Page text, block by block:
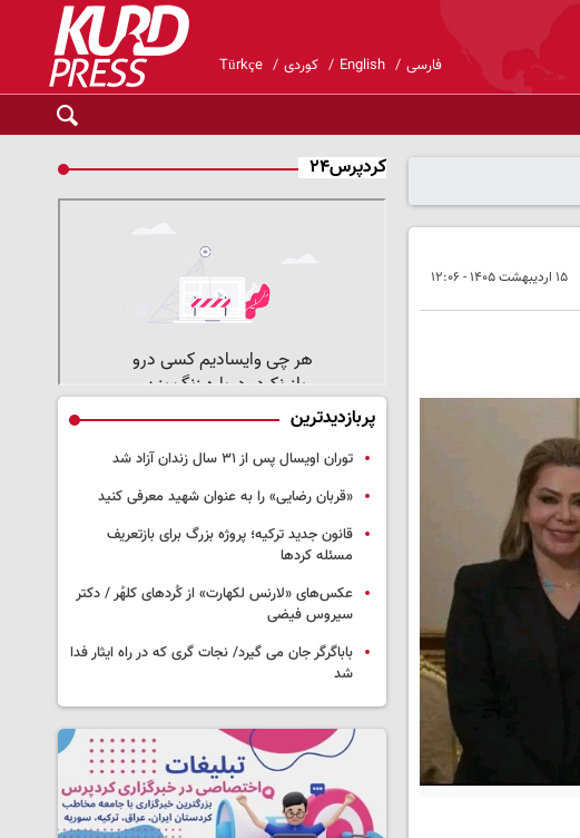
فارسی English کوردی Türkçe
۱۵ اردیبهشت ۱۴۰۵ - ۱۲:۰۶
کردپرس۲۴
پربازدیدترین
توران اویسال پس از ۳۱ سال زندان آزاد شد
«قربان رضایی» را به عنوان شهید معرفی کنید
قانون جدید ترکیه؛ پروژه بزرگ‌ برای بازتعریف
مسئله کردها
عکس‌های «لارنس لکهارت» از کُردهای کلهُر / دکتر
سیروس فیضی
باباگرگر جان می گیرد/ نجات گری که در راه ایثار فدا
شد